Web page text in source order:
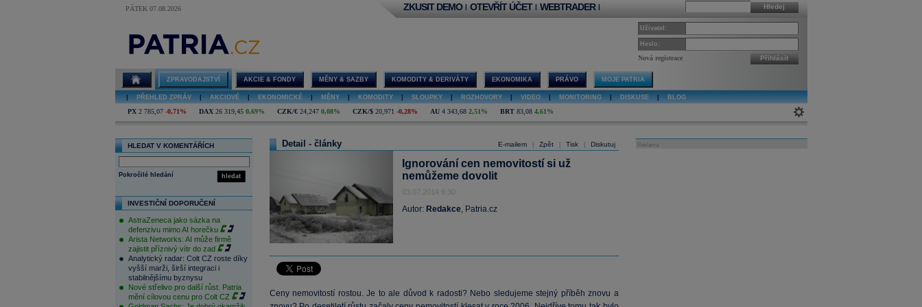
PÁTEK 07.08.2026 Hledej
ZKUSIT DEMO | OTEVŘÍT ÚČET | WEBTRADER |
Uživatel:
Heslo:
Nová registrace Přihlásit
ZPRAVODAJSTVÍ AKCIE & FONDY MĚNY & SAZBY KOMODITY & DERIVÁTY EKONOMIKA PRÁVO MOJE PATRIA
PŘEHLED ZPRÁV AKCIOVÉ EKONOMICKÉ MĚNY KOMODITY SLOUPKY ROZHOVORY VIDEO MONITORING DISKUSE BLOG
PX 2 785,07 -0,71% DAX 26 319,45 0,69% CZK/€ 24,247 0,08% CZK/$ 20,971 -0,28% AU 4 343,68 2,51% BRT 83,08 4,61%
HLEDAT V KOMENTÁŘÍCH
hledat
Pokročilé hledání
INVESTIČNÍ DOPORUČENÍ
AstraZeneca jako sázka na
defenzivu mimo AI horečku
Arista Networks: AI může firmě
zajistit příznivý vítr do zad
Analytický radar: Colt CZ roste díky
vyšší marži, širší integraci i
stabilnějšímu byznysu
Nové střelivo pro další růst. Patria
mění cílovou cenu pro Colt CZ
E-mailem Zpět Tisk Diskutuj
Detail - články
Ignorování cen nemovitostí si už
nemůžeme dovolit
03.07.2014 6:30
Autor: Redakce, Patria.cz
Ceny nemovitostí rostou. Je to ale důvod k radosti? Nebo sledujeme stejný příběh znovu a
Reklama